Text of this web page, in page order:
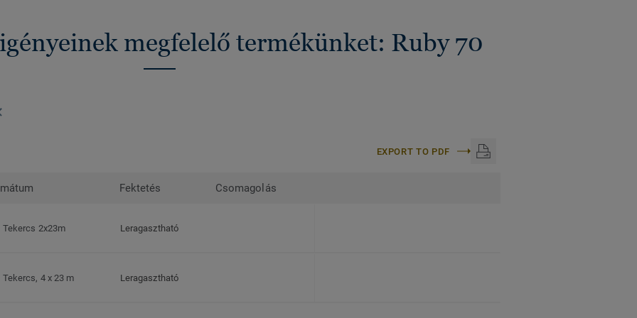
megfelelő termékünket: Ruby 70
EXPORT TO PDF
Fektetés Csomagolás
Tekercs 2x23m Leragasztható
Tekercs, 4 x 23 m Leragasztható